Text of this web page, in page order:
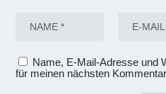
Name, E-Mail-Adresse und
für meinen nächsten